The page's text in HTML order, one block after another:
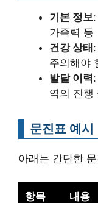
기본 정보
가족력 등
건강 상태
주의해야
발달 이력
역의 진행
문진표 예시
아래는 간단한
항목 내용